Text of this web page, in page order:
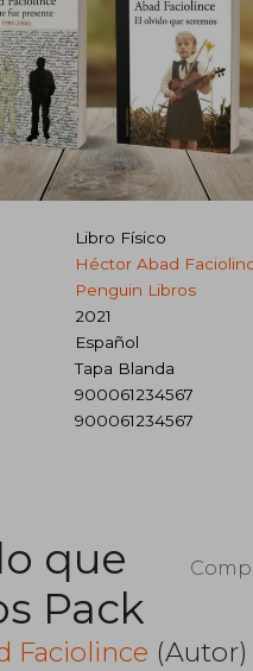
Libro Físico
Héctor Abad
Penguin Libros
2021
Español
Tapa Blanda
900061234567
900061234567
que
Pack
Faciolince (Autor)